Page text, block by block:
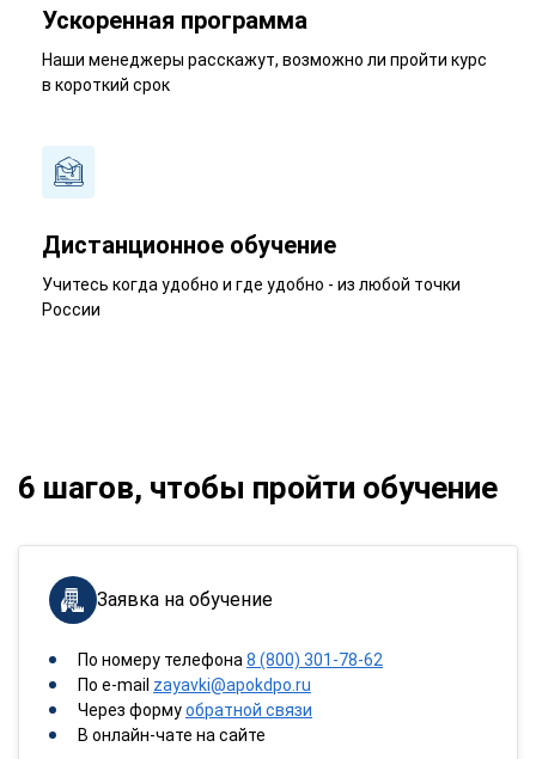
Ускоренная программа
Наши менеджеры расскажут, возможно ли пройти курс
в короткий срок
Дистанционное обучение
Учитесь когда удобно и где удобно - из любой точки
России
6 шагов, чтобы пройти обучение
Заявка на обучение
По номеру телефона 8 (800) 301-78-62
По e-mail zayavki@apokdpo.ru
Через формуобратной связи
В онлайн-чате на сайте